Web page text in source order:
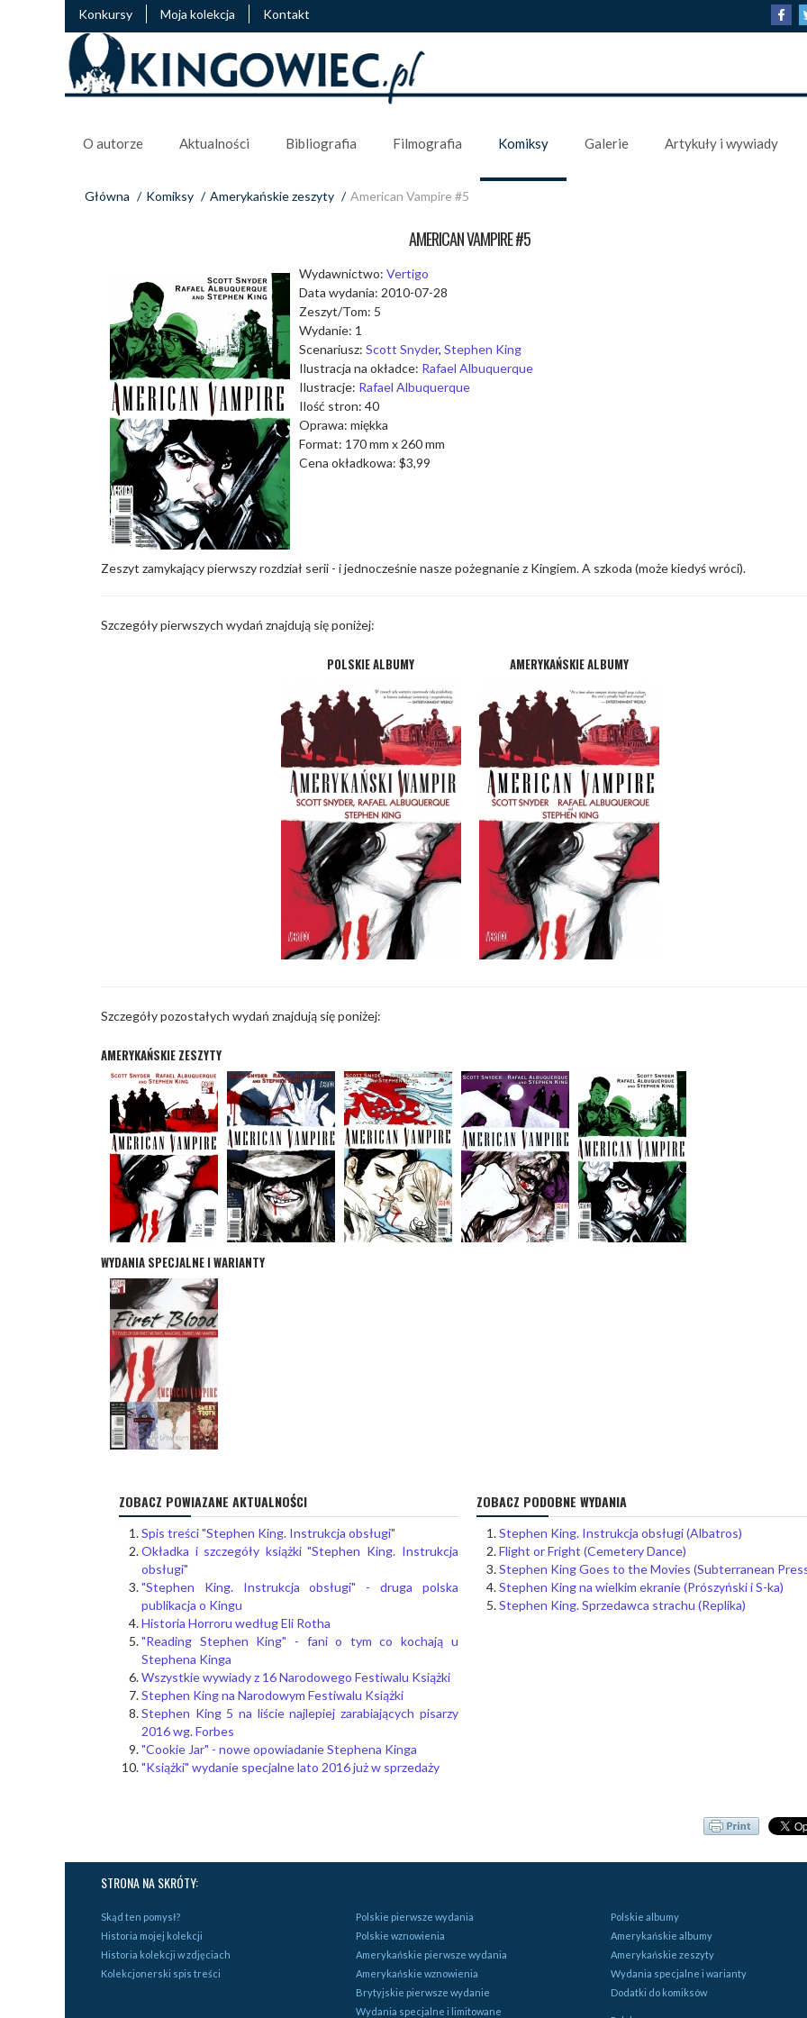
Konkursy Moja kolekcja Kontakt
O autorze Aktualności Bibliografia Filmografia Komiksy Galerie Artykuły i wywiady
Główna / Komiksy / Amerykańskie zeszyty / American Vampire #5
AMERICAN VAMPIRE #5
Wydawnictwo: Vertigo
Data wydania: 2010-07-28
Zeszyt/Tom: 5
Wydanie: 1
Scenariusz: Scott Snyder, Stephen King
Ilustracja na okładce: Rafael Albuquerque
Ilustracje: Rafael Albuquerque
Ilość stron: 40
Oprawa: miękka
Format: 170 mm x 260 mm
Cena okładkowa: $3,99
Zeszyt zamykający pierwszy rozdział serii - i jednocześnie nasze pożegnanie z Kingiem. A szkoda (może kiedyś wróci).
Szczegóły pierwszych wydań znajdują się poniżej:
POLSKIE ALBUMY AMERYKAŃSKIE ALBUMY
Szczegóły pozostałych wydań znajdują się poniżej:
AMERYKAŃSKIE ZESZYTY
WYDANIA SPECJALNE I WARIANTY
ZOBACZ POWIAZANE AKTUALNOŚCI
Spis treści "Stephen King. Instrukcja obsługi"
Okładka i szczegóły książki "Stephen King. Instrukcja
obsługi"
"Stephen King. Instrukcja obsługi" - druga polska
publikacja o Kingu
Historia Horroru według Eli Rotha
"Reading Stephen King" - fani o tym co kochają u
Stephena Kinga
Wszystkie wywiady z 16 Narodowego Festiwalu Książki
Stephen King na Narodowym Festiwalu Książki
Stephen King 5 na liście najlepiej zarabiających pisarzy
2016 wg. Forbes
"Cookie Jar" - nowe opowiadanie Stephena Kinga
"Książki" wydanie specjalne lato 2016 już w sprzedaży
ZOBACZ PODOBNE WYDANIA
Stephen King. Instrukcja obsługi (Albatros)
Flight or Fright (Cemetery Dance)
Stephen King Goes to the Movies (Subterranean
Stephen King na wielkim ekranie (Prószyński i S-ka)
Stephen King. Sprzedawca strachu (Replika)
STRONA NA SKRÓTY:
Skąd ten pomysł?
Historia mojej kolekcji
Historia kolekcji w zdjęciach
Kolekcjonerski spis treści
Polskie pierwsze wydania
Polskie wznowienia
Amerykańskie pierwsze wydania
Amerykańskie wznowienia
Brytyjskie pierwsze wydanie
Wydania specjalne i limitowane
Polskie albumy
Amerykańskie albumy
Amerykańskie zeszyty
Wydania specjalne i warianty
Dodatki do komiksów